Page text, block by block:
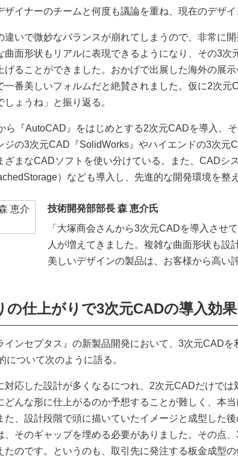
ザイナーのチームと何度も議論を重ね、現在のデザイ
違いで微妙なバランスが崩れてしまうので、非常に
曲面形状もリアルに表現できるようになり、その3
げることができました。おかげで出展した海外の展
一番美しいフォルムだと絶賛されました。仮に2次
ょうね」と振り返る。
ら『AutoCAD』をはじめとする2次元CADを導入。
ジの3次元CAD『SolidWorks』やハイエンドの3次元
ざまなCADソフトを使い分けている。また、CADシ
）なども導入し、先進的な開発環境を整
技術開発部部長 森 恵介氏
「大塚商会さんから3次元CADを導入させ
人が増えてきました。複雑な曲面形状も設
美しいデザインの製品は、お客様から高い
の仕上がりで3次元CADの導入効
インセプタス』の新製品開発において、3次元CAD
について次のように語る。
対応した設計が多くなるにつれ、2次元CADだけで
どんな形に仕上がるのか予想することが難しく、本
た、設計段階で頭に描いていたイメージと成型した
、そのギャップを埋める必要がありました。その点
たのです。というのも、取引先に発注する板金成型